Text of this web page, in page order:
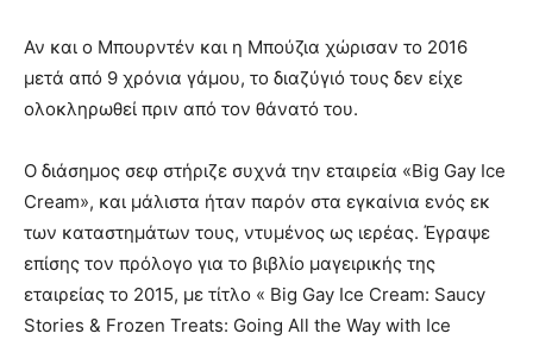
Αν και ο Μπουρντέν και η Μπούζια χώρισαν το 2016
μετά από 9 χρόνια γάμου, το διαζύγιό τους δεν είχε
ολοκληρωθεί πριν από τον θάνατό του.
Ο διάσημος σεφ στήριζε συχνά την εταιρεία «Big Gay Ice
Cream», και μάλιστα ήταν παρόν στα εγκαίνια ενός εκ
των καταστημάτων τους, ντυμένος ως ιερέας. Έγραψε
επίσης τον πρόλογο για το βιβλίο μαγειρικής της
εταιρείας το 2015, με τίτλο « Big Gay Ice Cream: Saucy
Stories & Frozen Treats: Going All the Way with Ice